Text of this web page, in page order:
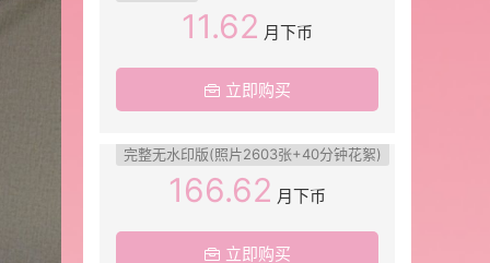
11.62 月下币
立即购买
完整无水印版(照片2603张+40分钟花絮)
166.62 月下币
立即购买